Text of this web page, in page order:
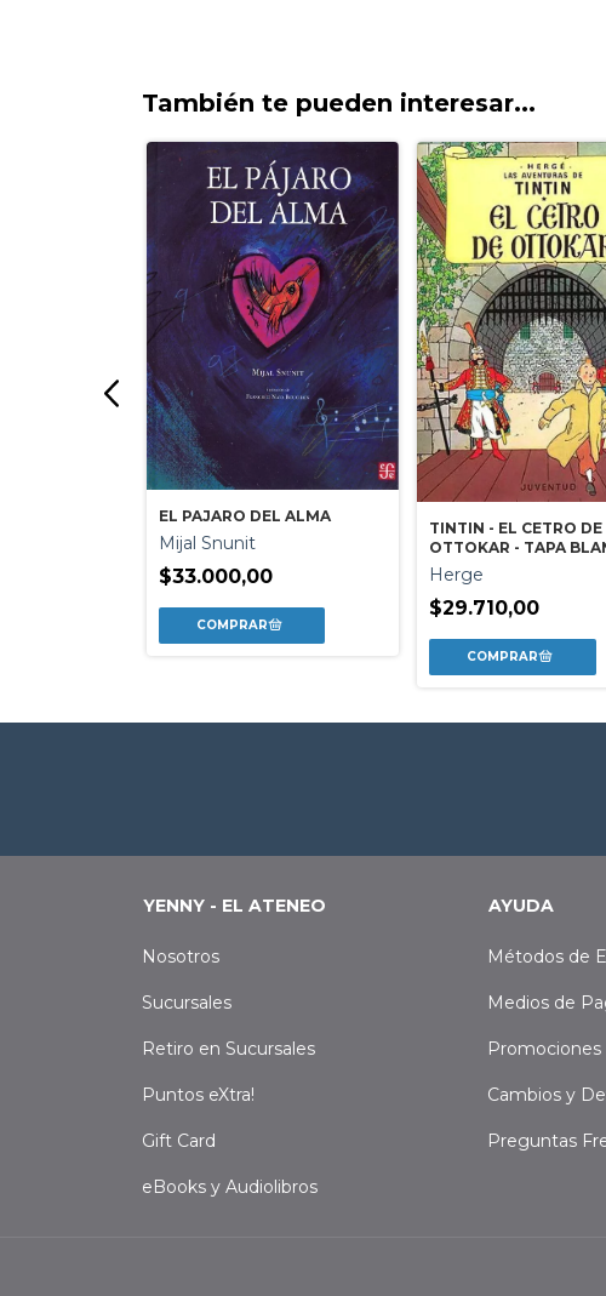
También te pueden interesar...
EL PAJARO DEL ALMA
Mijal Snunit
$33.000,00
TINTIN - EL CETRO DE
OTTOKAR - TAPA
Herge
$29.710,00
YENNY - EL ATENEO
Nosotros
Sucursales
Retiro en Sucursales
Puntos eXtra!
Gift Card
eBooks y Audiolibros
AYUDA
Métodos de
Medios de
Promociones
Cambios y
Preguntas